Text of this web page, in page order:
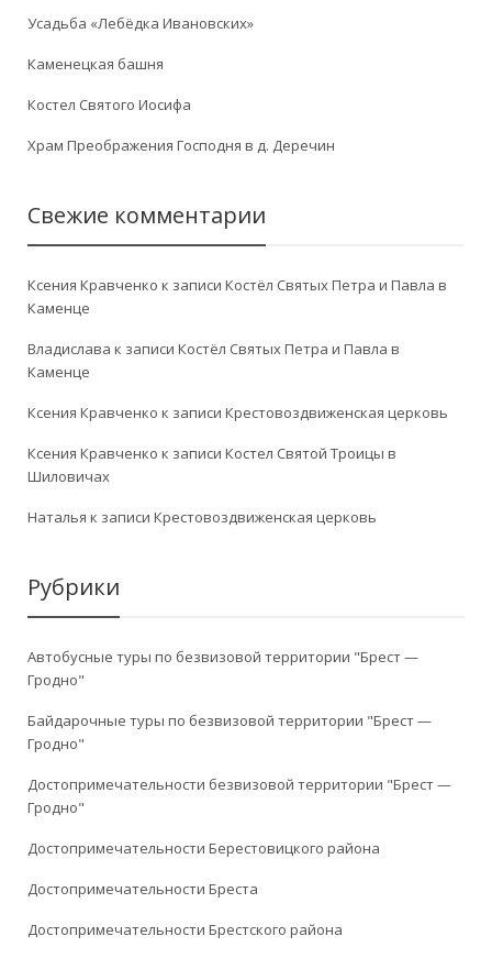
Усадьба «Лебёдка Ивановских»
Каменецкая башня
Костел Святого Иосифа
Храм Преображения Господня в д. Деречин
Свежие комментарии
Ксения Кравченко к записи Костёл Святых Петра и Павла в
Каменце
Владислава к записи Костёл Святых Петра и Павла в
Каменце
Ксения Кравченко к записи Крестовоздвиженская церковь
Ксения Кравченко к записи Костел Святой Троицы в
Шиловичах
Наталья к записи Крестовоздвиженская церковь
Рубрики
Автобусные туры по безвизовой территории "Брест —
Гродно"
Байдарочные туры по безвизовой территории "Брест —
Гродно"
Достопримечательности безвизовой территории "Брест —
Гродно"
Достопримечательности Берестовицкого района
Достопримечательности Бреста
Достопримечательности Брестского района